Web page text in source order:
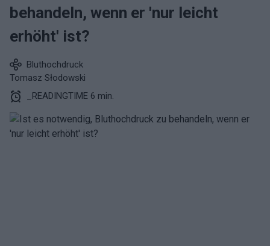
behandeln, wenn er 'nur leicht
erhöht' ist?
Bluthochdruck
Tomasz Słodowski
_READINGTIME 6 min.